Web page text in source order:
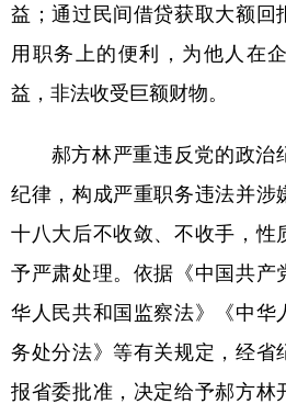
广东 广西
四川 贵州
新疆 内蒙古
多语种频道
English Español
Русский язык
益；通过民间借贷获取大额回
用职务上的便利，为他人在
益，非法收受巨额财物。
郝方林严重违反党的政治
纪律，构成严重职务违法并涉
十八大后不收敛、不收手，性
予严肃处理。依据《中国共产
华人民共和国监察法》《中华
务处分法》等有关规定，经省
报省委批准，决定给予郝方林